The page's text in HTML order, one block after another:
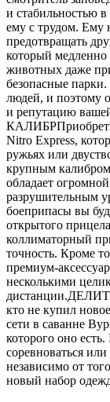
и стабильностью в
ему с трудом. Ему
предотвращать
который
животных даже
безопасные
людей, и поэтому
и репутацию
Nitro Express,
ружьях или
крупным
обладает
разрушительным
боеприпасы вы
открытого
коллиматорный
точность. Кроме
премиум-
несколькими
кто не купил
сети в саванне
которого оно
соревноваться
независимо от
новый набор